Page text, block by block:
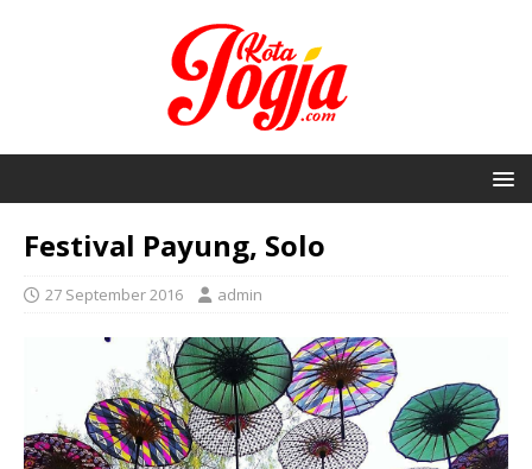
Festival Payung, Solo
27 September 2016 admin